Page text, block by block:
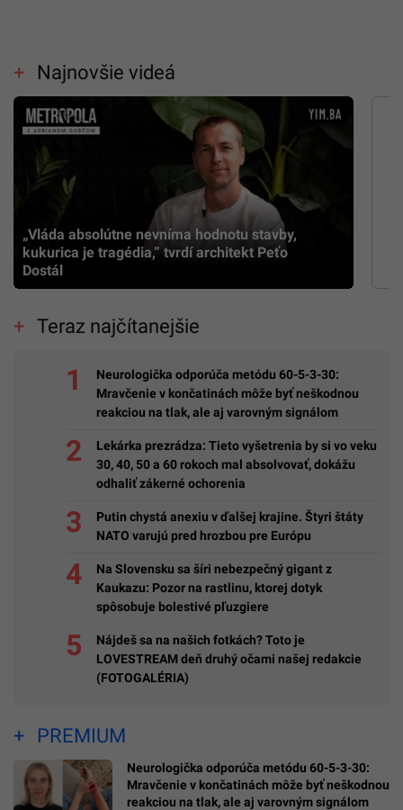
Najnovšie videá
„Vláda absolútne nevníma hodnotu stavby,
kukurica je tragédia,” tvrdí architekt Peťo
Dostál
Teraz najčítanejšie
Neurologička odporúča metódu 60-5-3-30:
Mravčenie v končatinách môže byť neškodnou
reakciou na tlak, ale aj varovným signálom
Lekárka prezrádza: Tieto vyšetrenia by si vo veku
30, 40, 50 a 60 rokoch mal absolvovať, dokážu
odhaliť zákerné ochorenia
Putin chystá anexiu v ďalšej krajine. Štyri štáty
NATO varujú pred hrozbou pre Európu
Na Slovensku sa šíri nebezpečný gigant z
Kaukazu: Pozor na rastlinu, ktorej dotyk
spôsobuje bolestivé pľuzgiere
Nájdeš sa na našich fotkách? Toto je
LOVESTREAM deň druhý očami našej redakcie
(FOTOGALÉRIA)
PREMIUM
Neurologička odporúča metódu 60-5-3-30:
Mravčenie v končatinách môže byť neškodnou
reakciou na tlak, ale aj varovným signálom